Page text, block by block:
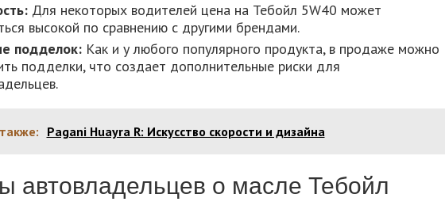
Для некоторых водителей цена на Тебойл 5W40 может
высокой по сравнению с другими брендами.
подделок:Как и у любого популярного продукта, в продаже можно
подделки, что создает дополнительные риски для
Pagani Huayra R: Искусство скорости и дизайна
автовладельцев о масле Тебойл